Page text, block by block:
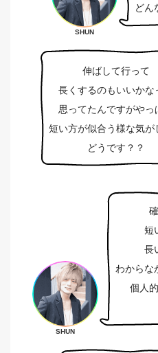
SHUN
どん
伸ばして行って
長くするのもいいかな
思ってたんですがやっ
短い方が似合う様な気が
どうです？？
SHUN
短
長
わからな
個人